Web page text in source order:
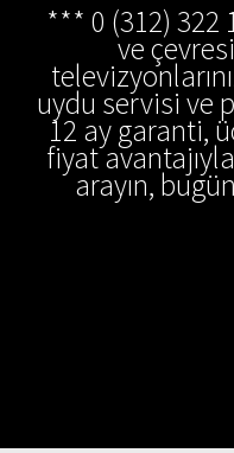
*** 0 (312) 322
ve
uydu servisi ve
12 ay garanti,
fiyat
arayın,